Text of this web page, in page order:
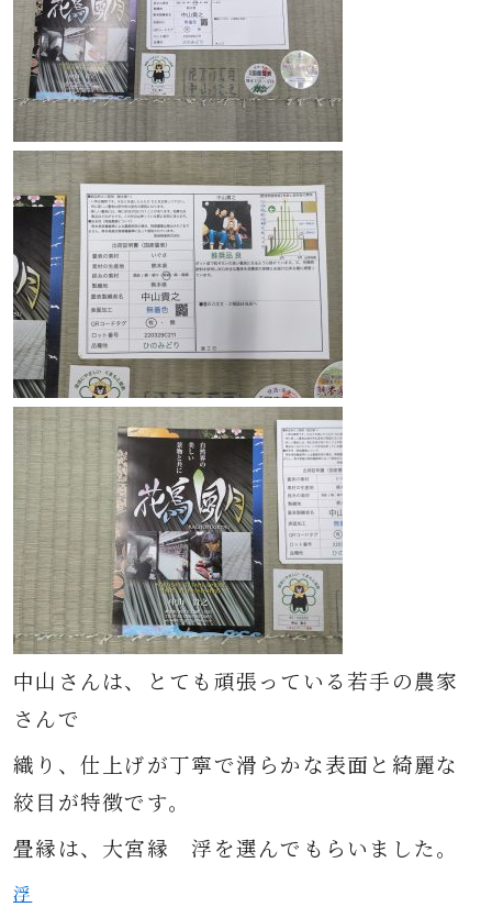
中山さんは、とても頑張っている若手の農家
さんで
織り、仕上げが丁寧で滑らかな表面と綺麗な
絞目が特徴です。
畳縁は、大宮縁 浮を選んでもらいました。
浮